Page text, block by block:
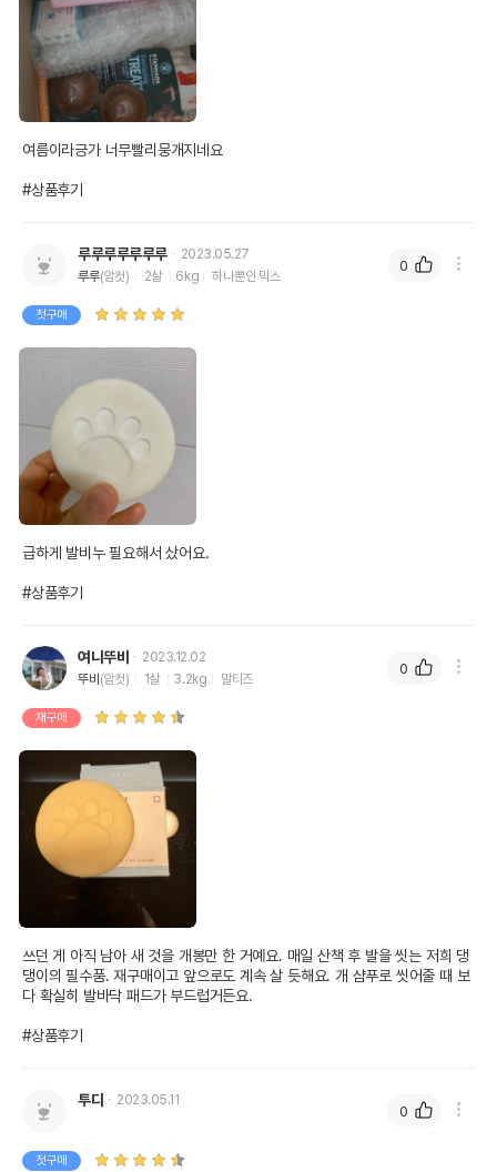
여름이라긍가 너무빨리뭉개지네요
#상품후기
루루루루루루루
2023.05.27
루루(암컷) 2살 6kg 하나뿐인 믹스
첫구매
급하게 발비누 필요해서 샀어요.
#상품후기
0
여니뚜비
2023.12.02
뚜비 (암컷) 1살 3.2kg 말티즈
재구매
쓰던 게 아직 남아 새 것을 개봉만 한 거예요. 매일 산책 후 발을 씻는 저희 댕
댕이의 필수품. 재구매이고 앞으로도 계속 살 듯해요. 개 샴푸로 씻어줄 때 보
다 확실히 발바닥 패드가 부드럽거든요.
#상품후기
0
투디 2023.05.11
첫구매
0